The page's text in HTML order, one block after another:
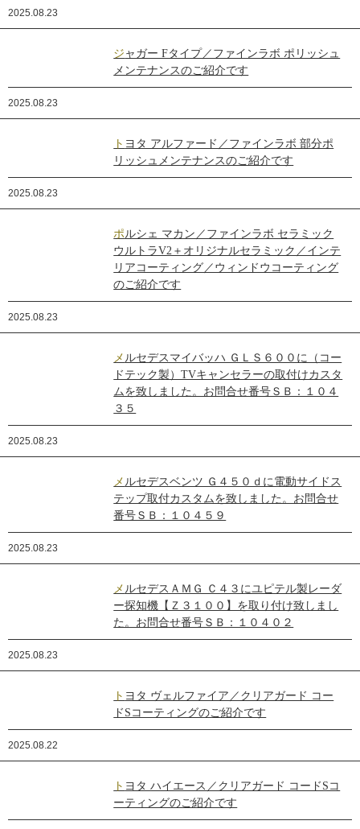
2025.08.23
ジャガー Fタイプ／ファインラボ ポリッシュ
メンテナンスのご紹介です
2025.08.23
トヨタ アルファード／ファインラボ 部分ポ
リッシュメンテナンスのご紹介です
2025.08.23
ポルシェ マカン／ファインラボ セラミック
ウルトラV2＋オリジナルセラミック／インテ
リアコーティング／ウィンドウコーティング
のご紹介です
2025.08.23
メルセデスマイバッハ ＧＬＳ６００に（コー
ドテック製）TVキャンセラーの取付けカスタ
ムを致しました。お問合せ番号ＳＢ：１０４
３５
2025.08.23
メルセデスベンツ Ｇ４５０ｄに電動サイドス
テップ取付カスタムを致しました。お問合せ
番号ＳＢ：１０４５９
2025.08.23
メルセデスＡＭＧ Ｃ４３にユピテル製レーダ
ー探知機【Ｚ３１００】を取り付け致しまし
た。お問合せ番号ＳＢ：１０４０２
2025.08.23
トヨタ ヴェルファイア／クリアガード コー
ドSコーティングのご紹介です
2025.08.22
トヨタ ハイエース／クリアガード コードSコ
ーティングのご紹介です